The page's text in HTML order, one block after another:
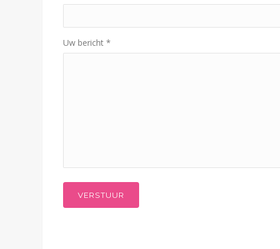
Uw bericht *
VERSTUUR